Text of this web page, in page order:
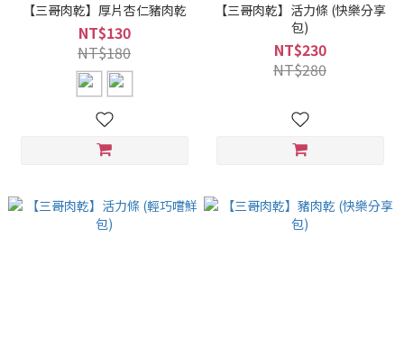
【三哥肉乾】厚片杏仁豬肉乾
NT$130
NT$180
【三哥肉乾】活力條 (快樂分享
包)
NT$230
NT$280